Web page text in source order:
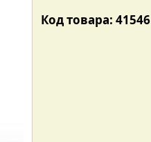
Код товара: 41546